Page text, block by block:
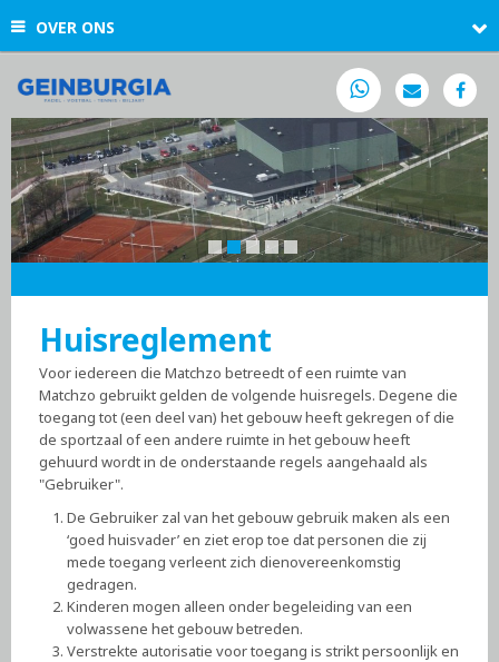
OVER ONS
Huisreglement
Voor iedereen die Matchzo betreedt of een ruimte van
Matchzo gebruikt gelden de volgende huisregels. Degene die
toegang tot (een deel van) het gebouw heeft gekregen of die
de sportzaal of een andere ruimte in het gebouw heeft
gehuurd wordt in de onderstaande regels aangehaald als
"Gebruiker".
De Gebruiker zal van het gebouw gebruik maken als een
‘goed huisvader’ en ziet erop toe dat personen die zij
mede toegang verleent zich dienovereenkomstig
gedragen.
Kinderen mogen alleen onder begeleiding van een
volwassene het gebouw betreden.
Verstrekte autorisatie voor toegang is strikt persoonlijk en